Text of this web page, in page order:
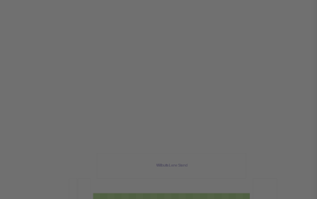
Willbutts Lane Stand